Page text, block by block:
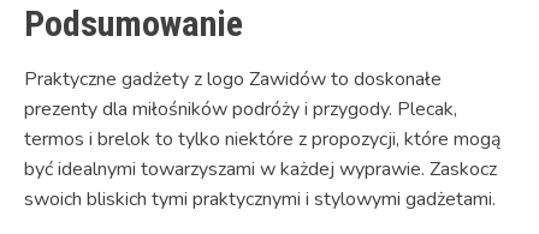
Podsumowanie
Praktyczne gadżety z logo Zawidów to doskonałe
prezenty dla miłośników podróży i przygody. Plecak,
termos i brelok to tylko niektóre z propozycji, które mogą
być idealnymi towarzyszami w każdej wyprawie. Zaskocz
swoich bliskich tymi praktycznymi i stylowymi gadżetami.